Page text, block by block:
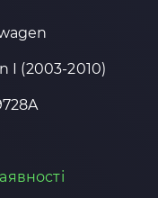
I (2003-2010)